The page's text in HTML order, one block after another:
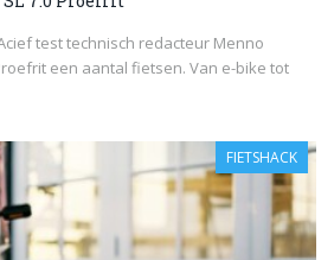
test technisch redacteur Menno
een aantal fietsen. Van e-bike tot
FIETSHACK